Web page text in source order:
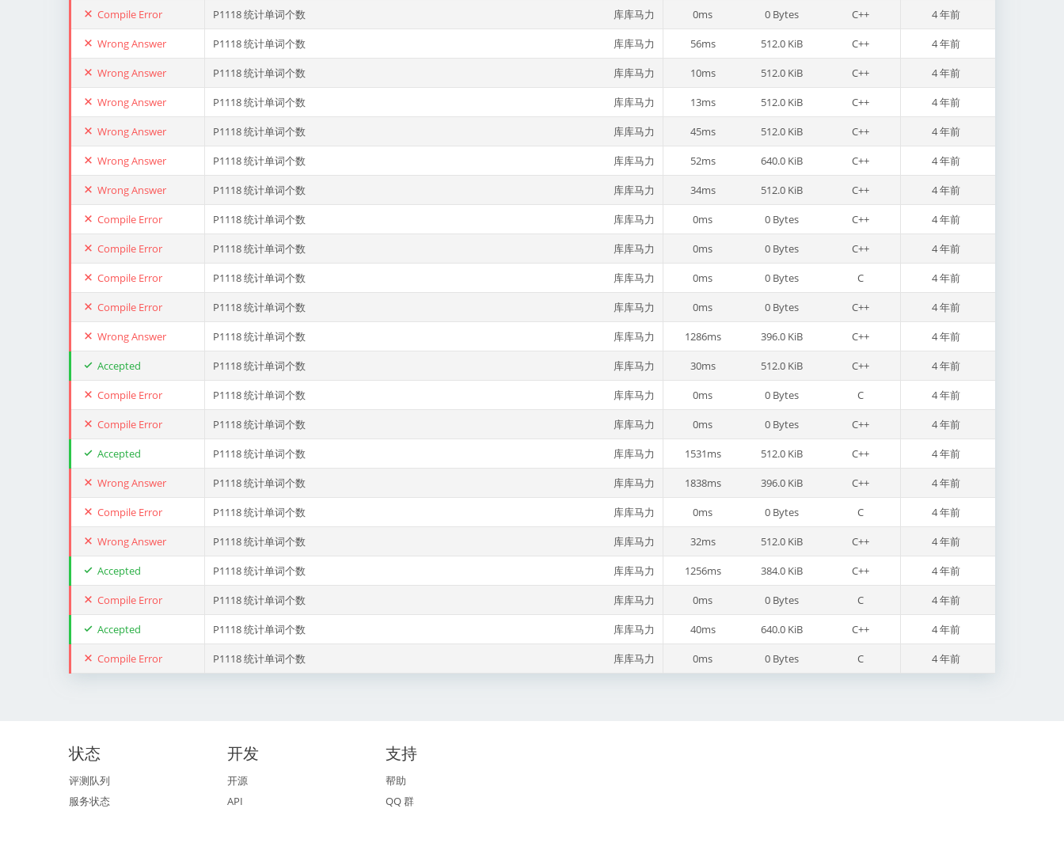
Compile Error P1118 统计单词个数 库库马力 0ms 0 Bytes C++ 4 年前
Wrong Answer P1118 统计单词个数 库库马力 56ms 512.0 KiB C++ 4 年前
Wrong Answer P1118 统计单词个数 库库马力 10ms 512.0 KiB C++ 4 年前
Wrong Answer P1118 统计单词个数 库库马力 13ms 512.0 KiB C++ 4 年前
Wrong Answer P1118 统计单词个数 库库马力 45ms 512.0 KiB C++ 4 年前
Wrong Answer P1118 统计单词个数 库库马力 52ms 640.0 KiB C++ 4 年前
Wrong Answer P1118 统计单词个数 库库马力 34ms 512.0 KiB C++ 4 年前
Compile Error P1118 统计单词个数 库库马力 0ms 0 Bytes C++ 4 年前
Compile Error P1118 统计单词个数 库库马力 0ms 0 Bytes C++ 4 年前
Compile Error P1118 统计单词个数 库库马力 0ms 0 Bytes C 4 年前
Compile Error P1118 统计单词个数 库库马力 0ms 0 Bytes C++ 4 年前
Wrong Answer P1118 统计单词个数 库库马力 1286ms 396.0 KiB C++ 4 年前
Accepted P1118 统计单词个数 库库马力 30ms 512.0 KiB C++ 4 年前
Compile Error P1118 统计单词个数 库库马力 0ms 0 Bytes C 4 年前
Compile Error P1118 统计单词个数 库库马力 0ms 0 Bytes C++ 4 年前
Accepted P1118 统计单词个数 库库马力 1531ms 512.0 KiB C++ 4 年前
Wrong Answer P1118 统计单词个数 库库马力 1838ms 396.0 KiB C++ 4 年前
Compile Error P1118 统计单词个数 库库马力 0ms 0 Bytes C 4 年前
Wrong Answer P1118 统计单词个数 库库马力 32ms 512.0 KiB C++ 4 年前
Accepted P1118 统计单词个数 库库马力 1256ms 384.0 KiB C++ 4 年前
Compile Error P1118 统计单词个数 库库马力 0ms 0 Bytes C 4 年前
Accepted P1118 统计单词个数 库库马力 40ms 640.0 KiB C++ 4 年前
Compile Error P1118 统计单词个数 库库马力 0ms 0 Bytes C 4 年前
状态
评测队列
服务状态
开发
开源
API
支持
帮助
QQ 群